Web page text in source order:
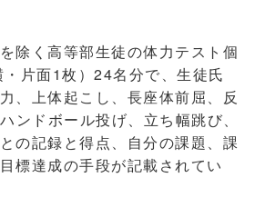
除く高等部生徒の体力テスト個
片面1枚）24名分で、生徒氏
、上体起こし、長座体前屈、反
ンドボール投げ、立ち幅跳び、
の記録と得点、自分の課題、課
標達成の手段が記載されてい